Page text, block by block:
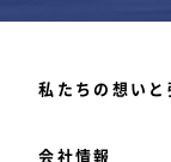
私たちの想いと
会社情報